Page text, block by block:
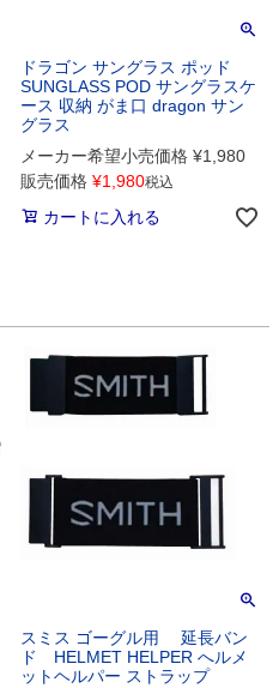
ドラゴン サングラス ポッド
SUNGLASS POD サングラスケ
ース 収納 がま口 dragon サン
グラス
メーカー希望小売価格 ¥1,980
販売価格 ¥1,980税込
カートに入れる
スミス ゴーグル用 延長バン
ド HELMET HELPER へルメ
ットヘルパー ストラップ